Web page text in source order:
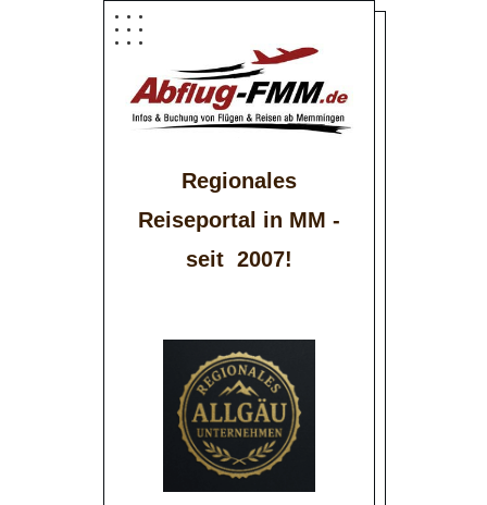
Regionales
Reiseportal in MM -
seit 2007!